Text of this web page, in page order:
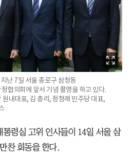
난 7일 서울 종로구 삼청동
협의회에 앞서 기념 촬영을 하고 있다.
내대표, 김 총리, 정청래 민주당 대표,
령실 고위 인사들이 14일 서울 삼
찬 회동을 한다.